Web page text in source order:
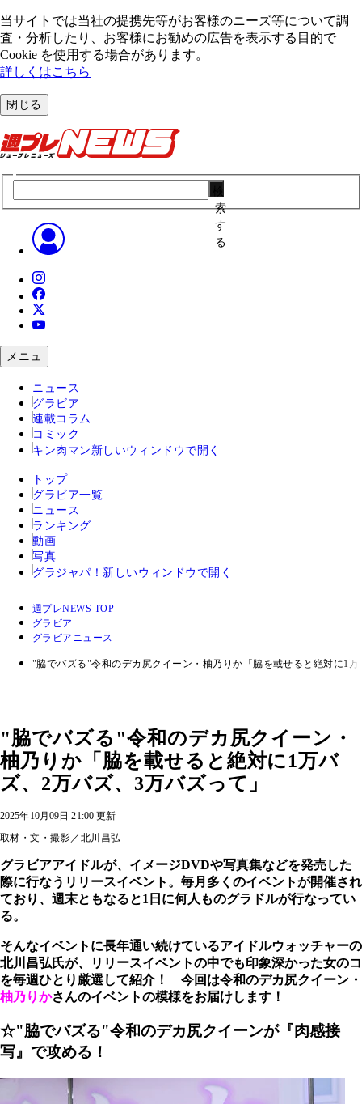
当サイトでは当社の提携先等がお客様のニーズ等について調
査・分析したり、お客様にお勧めの広告を表⽰する⽬的で
Cookie を使⽤する場合があります。
詳しくはこちら
閉じる
索
す
る
メニュ
ニュース
グラビア
連載コラム
コミック
キン肉マン 新しいウィンドウで開く
トップ
グラビア一覧
ニュース
ランキング
動画
写真
グラジャパ！ 新しいウィンドウで開く
週プレNEWS TOP
グラビア
グラビアニュース
"脇でバズる"令和のデカ尻クイーン・柚乃りか「脇を載せると絶対に1
"脇でバズる"令和のデカ尻クイーン・
柚乃りか「脇を載せると絶対に1万バ
ズ、2万バズ、3万バズって」
2025年10月09日 21:00 更新
取材・文・撮影／北川昌弘
グラビアアイドルが、イメージDVDや写真集などを発売した
際に行なうリリースイベント。毎月多くのイベントが開催され
ており、週末ともなると1日に何人ものグラドルが行なってい
る。
そんなイベントに長年通い続けているアイドルウォッチャーの
北川昌弘氏が、リリースイベントの中でも印象深かった女のコ
を毎週ひとり厳選して紹介！ 今回は令和のデカ尻クイーン・
柚乃りかさんのイベントの模様をお届けします！
☆"脇でバズる"令和のデカ尻クイーンが『肉感接
写』で攻める！